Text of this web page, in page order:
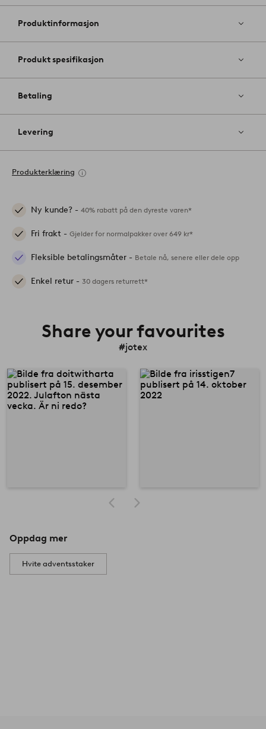
til
Produktinformasjon
Produkt spesifikasjon
Betaling
Levering
Produkterklæring
Ny kunde? - 40% rabatt på den dyreste varen*
Fri frakt - Gjelder for normalpakker over 649 kr*
Fleksible betalingsmåter - Betale nå, senere eller dele opp
Enkel retur - 30 dagers returrett*
Share your favourites
#jotex
Oppdag mer
Hvite adventsstaker